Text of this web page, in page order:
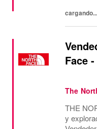
cargando...
Face
The
THE
y